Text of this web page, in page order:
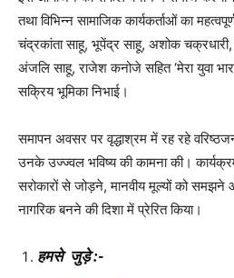
तथा विभिन्न सामाजिक कार्यकर्ताओं का
चंद्रकांता साहू, भूपेंद्र साहू, अशोक चक्रधारी,
अंजलि साहू, राजेश कनोजे सहित ‘मेरा युवा
सक्रिय भूमिका निभाई।
समापन अवसर पर वृद्धाश्रम में रह रहे
उनके उज्ज्वल भविष्य की कामना की।
सरोकारों से जोड़ने, मानवीय मूल्यों को समझने
नागरिक बनने की दिशा में प्रेरित किया।
हमसे जुड़े :-